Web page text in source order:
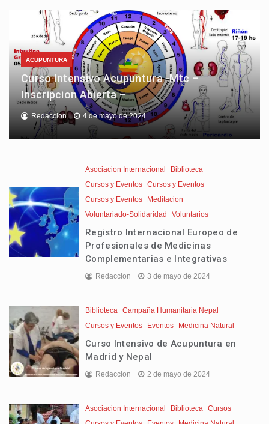
ACUPUNTURA
Curso Intensivo Acupuntura -Mtc –
Inscripcion Abierta –
Redaccion 4 de mayo de 2024
Asociacion Internacional
Biblioteca
Cursos y Eventos Cursos y Eventos
Cursos y Eventos
Meditacion
Voluntariado-Solidaridad
Voluntarios
Registro Internacional Europeo de
Profesionales de Medicinas
Complementarias e Integrativas
Redaccion 3 de mayo de 2024
Biblioteca
Campaña Humanitaria Nepal
Cursos y Eventos
Eventos Medicina Natural
Curso Intensivo de Acupuntura en
Madrid y Nepal
Redaccion 2 de mayo de 2024
Asociacion Internacional Biblioteca
Cursos